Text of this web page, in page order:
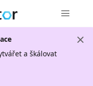
a škálovat